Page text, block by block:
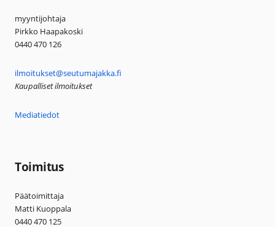
myyntijohtaja
Pirkko Haapakoski
0440 470 126
ilmoitukset@seutumajakka.fi
Kaupalliset ilmoitukset
Mediatiedot
Toimitus
Päätoimittaja
Matti Kuoppala
0440 470 125